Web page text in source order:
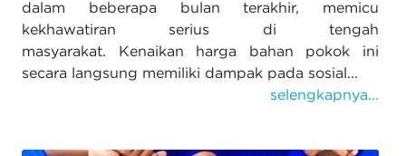
dalam beberapa bulan terakhir, memicu
kekhawatiran serius di tengah
masyarakat. Kenaikan harga bahan pokok ini
secara langsung memiliki dampak pada sosial...
selengkapnya...